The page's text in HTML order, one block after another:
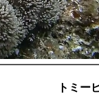
トミー